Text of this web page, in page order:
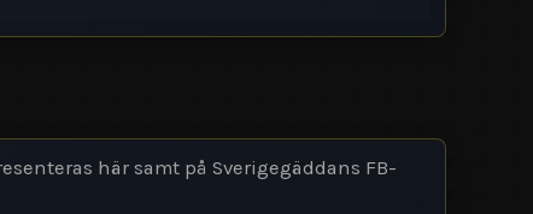
här samt på Sverigegäddans FB-